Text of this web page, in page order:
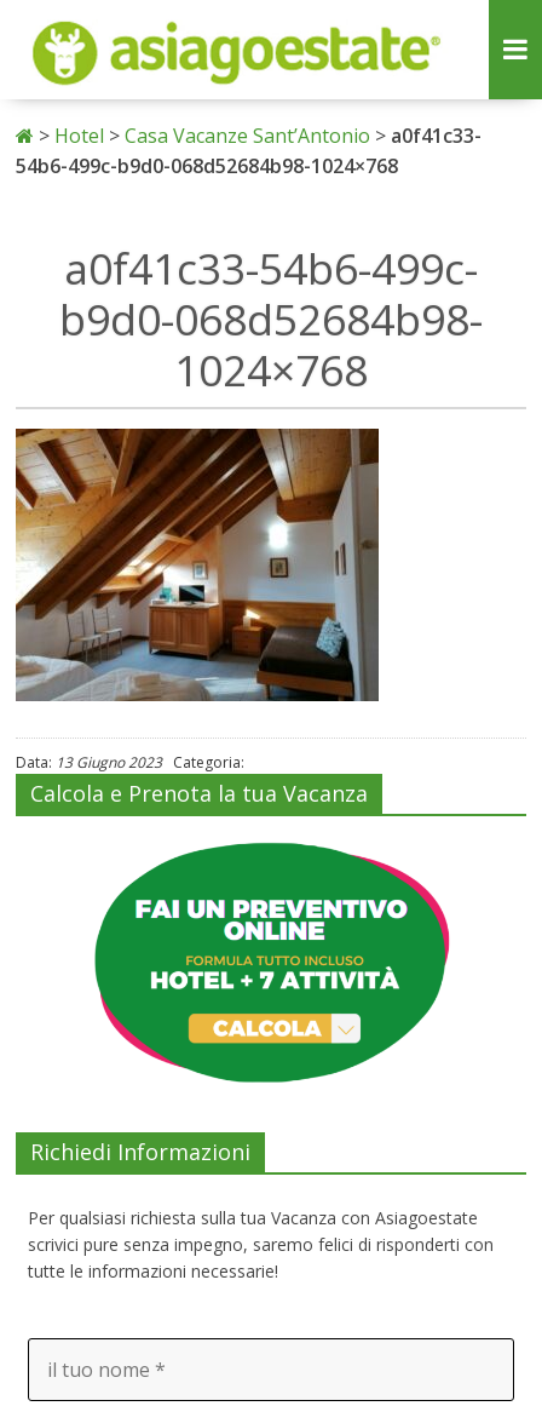
> Hotel >Casa Vacanze Sant’Antonio > a0f41c33-
54b6-499c-b9d0-068d52684b98-1024×768
a0f41c33-54b6-499c-
b9d0-068d52684b98-
1024×768
Data: 13 Giugno 2023Categoria:
Calcola e Prenota la tua Vacanza
Richiedi Informazioni
Per qualsiasi richiesta sulla tua Vacanza con Asiagoestate
scrivici pure senza impegno, saremo felici di risponderti con
tutte le informazioni necessarie!